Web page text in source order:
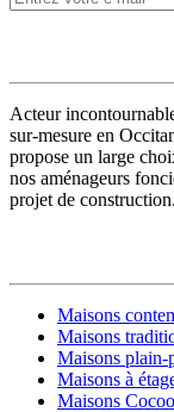
Acteur
sur-mesure en
propose un large
nos aménageurs
projet de construction.
Maisons
Maisons
Maisons plain-
Maisons à
Maisons